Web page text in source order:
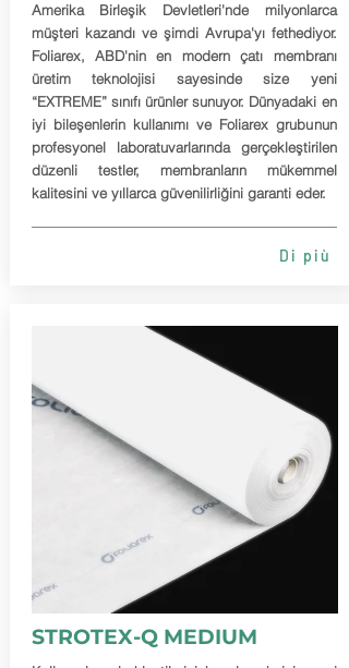
Amerika Birleşik Devletleri'nde milyonlarca
müşteri kazandı ve şimdi Avrupa'yı fethediyor.
Foliarex, ABD'nin en modern çatı membranı
üretim teknolojisi sayesinde size yeni
“EXTREME” sınıfı ürünler sunuyor. Dünyadaki en
iyi bileşenlerin kullanımı ve Foliarex grubunun
profesyonel laboratuvarlarında gerçekleştirilen
düzenli testler, membranların mükemmel
kalitesini ve yıllarca güvenilirliğini garanti eder.
Di più
STROTEX-Q MEDIUM